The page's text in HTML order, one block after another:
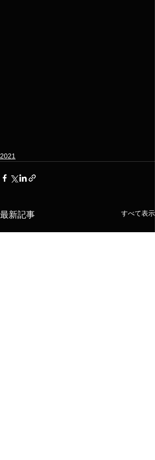
2021
最新記事 すべて表示